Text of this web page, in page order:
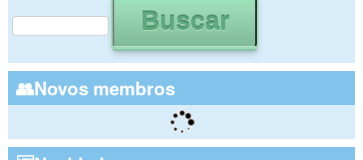
Formulário de busca
👥Novos membros